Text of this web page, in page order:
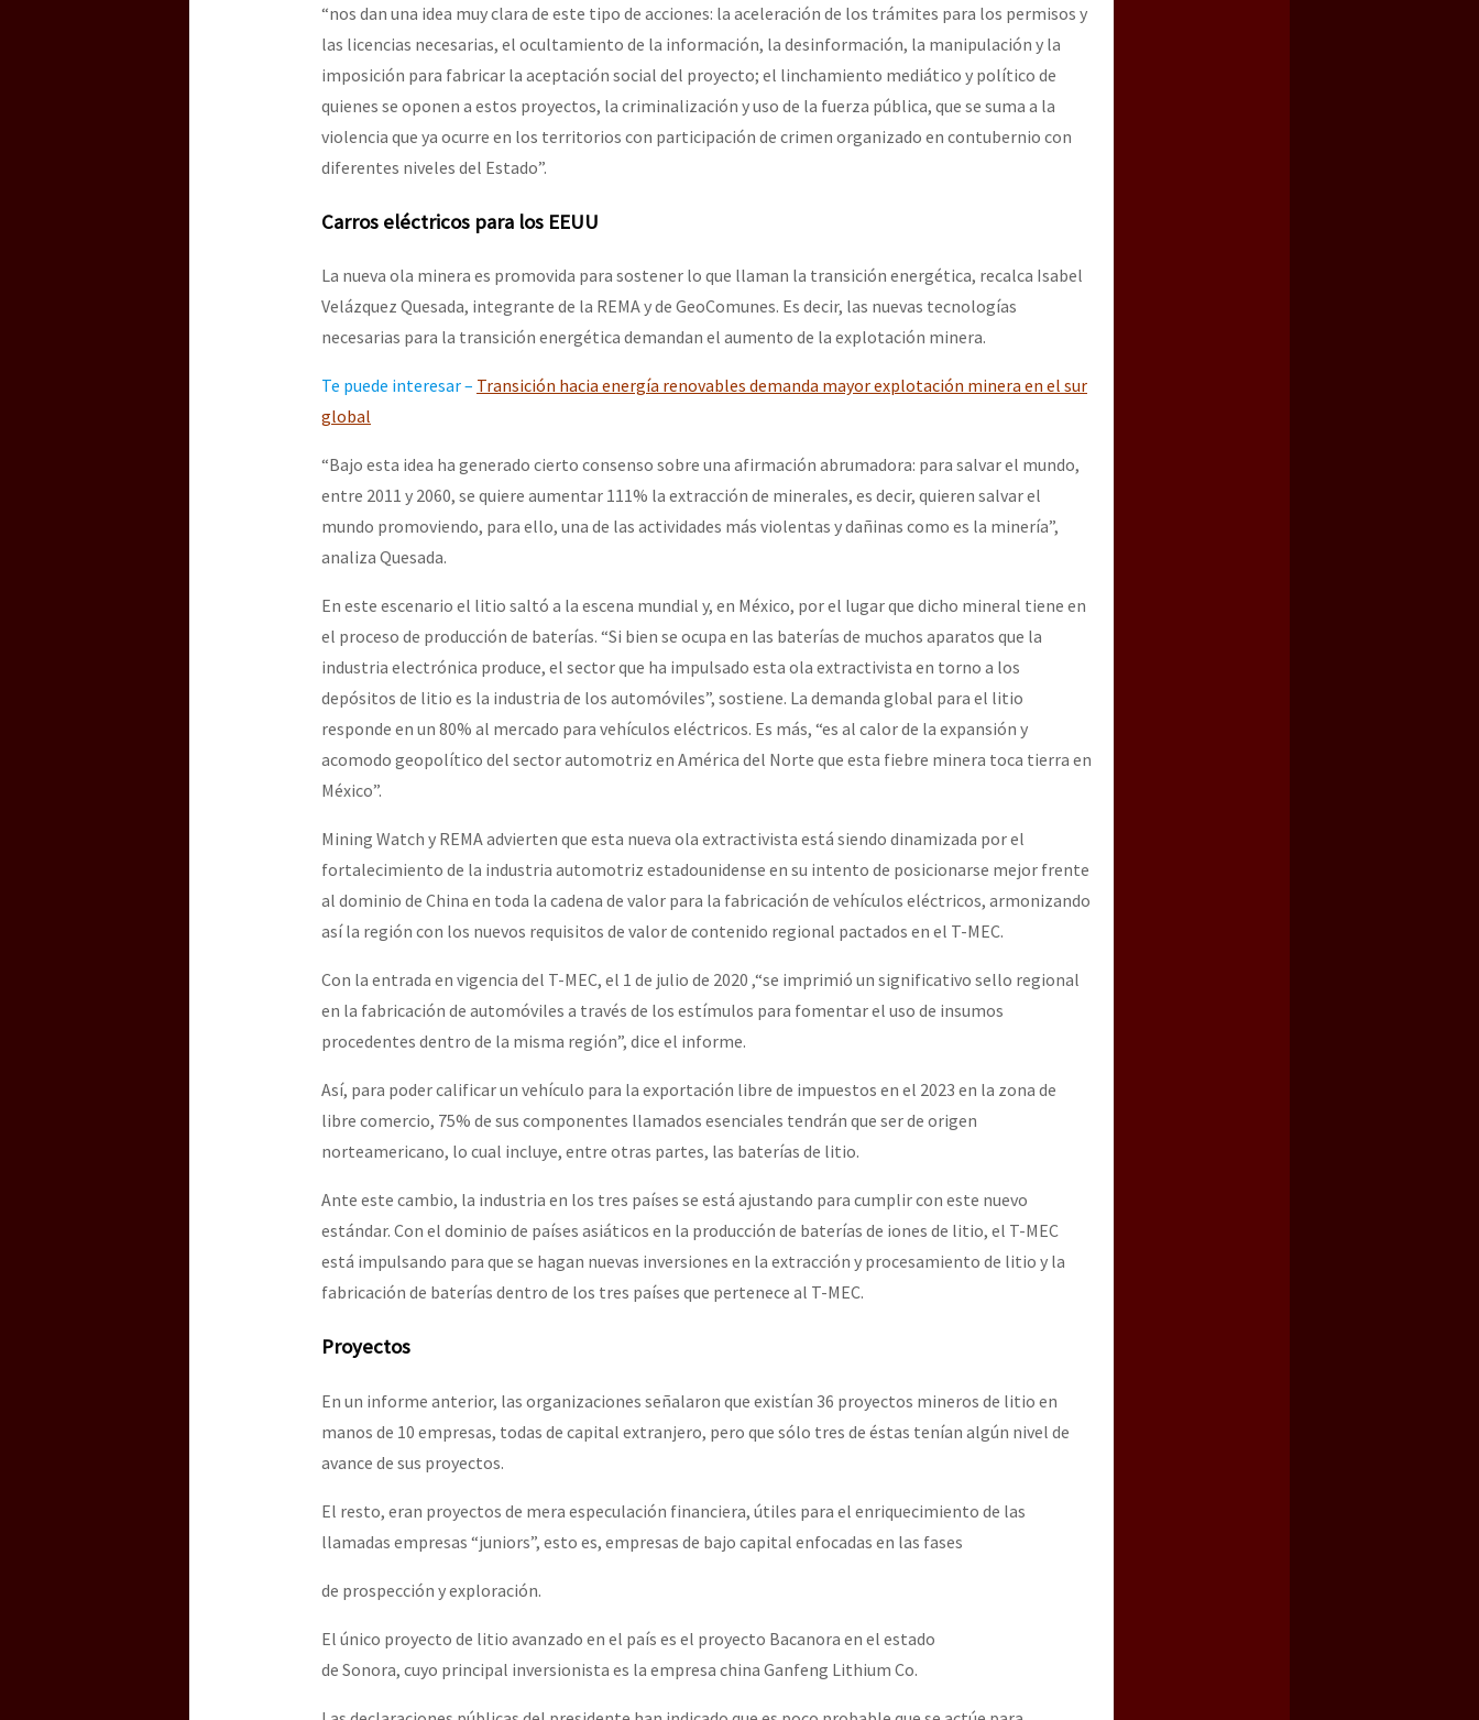
“nos dan una idea muy clara de este tipo de acciones: la aceleración de los trámites para los permisos y
las licencias necesarias, el ocultamiento de la información, la desinformación, la manipulación y la
imposición para fabricar la aceptación social del proyecto; el linchamiento mediático y político de
quienes se oponen a estos proyectos, la criminalización y uso de la fuerza pública, que se suma a la
violencia que ya ocurre en los territorios con participación de crimen organizado en contubernio con
diferentes niveles del Estado”.
Carros eléctricos para los EEUU
La nueva ola minera es promovida para sostener lo que llaman la transición energética, recalca Isabel
Velázquez Quesada, integrante de la REMA y de GeoComunes. Es decir, las nuevas tecnologías
necesarias para la transición energética demandan el aumento de la explotación minera.
Te puede interesar – Transición hacia energía renovables demanda mayor explotación minera en el sur
global
“Bajo esta idea ha generado cierto consenso sobre una afirmación abrumadora: para salvar el mundo,
entre 2011 y 2060, se quiere aumentar 111% la extracción de minerales, es decir, quieren salvar el
mundo promoviendo, para ello, una de las actividades más violentas y dañinas como es la minería”,
analiza Quesada.
En este escenario el litio saltó a la escena mundial y, en México, por el lugar que dicho mineral tiene en
el proceso de producción de baterías. “Si bien se ocupa en las baterías de muchos aparatos que la
industria electrónica produce, el sector que ha impulsado esta ola extractivista en torno a los
depósitos de litio es la industria de los automóviles”, sostiene. La demanda global para el litio
responde en un 80% al mercado para vehículos eléctricos. Es más, “es al calor de la expansión y
acomodo geopolítico del sector automotriz en América del Norte que esta fiebre minera toca tierra en
México”.
Mining Watch y REMA advierten que esta nueva ola extractivista está siendo dinamizada por el
fortalecimiento de la industria automotriz estadounidense en su intento de posicionarse mejor frente
al dominio de China en toda la cadena de valor para la fabricación de vehículos eléctricos, armonizando
así la región con los nuevos requisitos de valor de contenido regional pactados en el T-MEC.
Con la entrada en vigencia del T-MEC, el 1 de julio de 2020 ,“se imprimió un significativo sello regional
en la fabricación de automóviles a través de los estímulos para fomentar el uso de insumos
procedentes dentro de la misma región”, dice el informe.
Así, para poder calificar un vehículo para la exportación libre de impuestos en el 2023 en la zona de
libre comercio, 75% de sus componentes llamados esenciales tendrán que ser de origen
norteamericano, lo cual incluye, entre otras partes, las baterías de litio.
Ante este cambio, la industria en los tres países se está ajustando para cumplir con este nuevo
estándar. Con el dominio de países asiáticos en la producción de baterías de iones de litio, el T-MEC
está impulsando para que se hagan nuevas inversiones en la extracción y procesamiento de litio y la
fabricación de baterías dentro de los tres países que pertenece al T-MEC.
Proyectos
En un informe anterior, las organizaciones señalaron que existían 36 proyectos mineros de litio en
manos de 10 empresas, todas de capital extranjero, pero que sólo tres de éstas tenían algún nivel de
avance de sus proyectos.
El resto, eran proyectos de mera especulación financiera, útiles para el enriquecimiento de las
llamadas empresas “juniors”, esto es, empresas de bajo capital enfocadas en las fases
de prospección y exploración.
El único proyecto de litio avanzado en el país es el proyecto Bacanora en el estado
de Sonora, cuyo principal inversionista es la empresa china Ganfeng Lithium Co.